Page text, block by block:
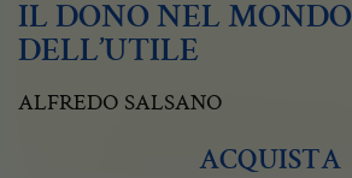
IL DONO NEL MONDO
DELL’UTILE
ALFREDO SALSANO
ACQUISTA